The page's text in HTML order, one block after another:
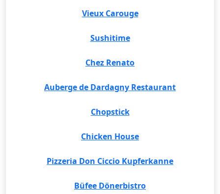
Vieux Carouge
Sushitime
Chez Renato
Auberge de Dardagny Restaurant
Chopstick
Chicken House
Pizzeria Don Ciccio Kupferkanne
Büfee Dönerbistro